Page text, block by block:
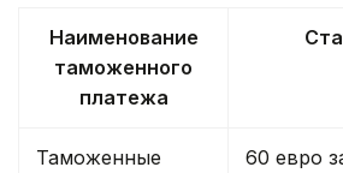
Наименование
таможенного
платежа
Таможенные
60 евро